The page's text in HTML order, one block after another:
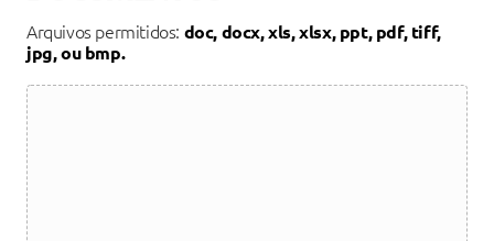
Arquivos permitidos: doc, docx, xls, xlsx, ppt, pdf, tiff,
jpg, ou bmp.